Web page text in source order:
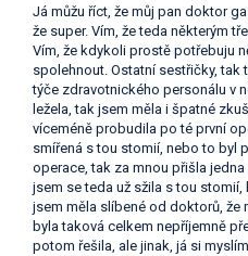
Já můžu říct, že můj pan doktor
že super. Vím, že teda některým
Vím, že kdykoli prostě potřebuju
spolehnout. Ostatní sestřičky, tak
týče zdravotnického personálu v
ležela, tak jsem měla i špatné
víceméně probudila po té první
smířená s tou stomií, nebo to byl
operace, tak za mnou přišla
jsem se teda už sžila s tou
jsem měla slíbené od doktorů, že
byla taková celkem nepříjemně
potom řešila, ale jinak, já si